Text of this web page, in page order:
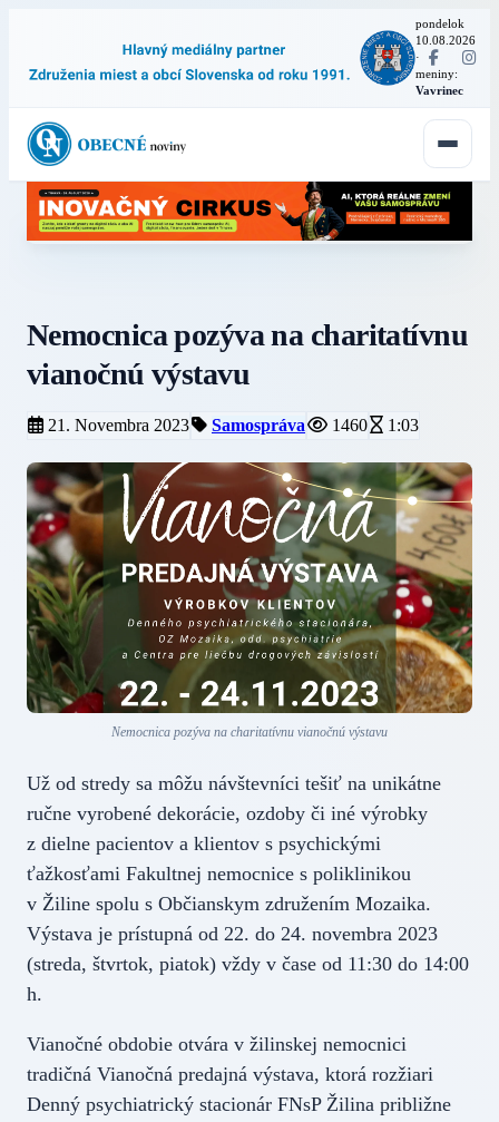
pondelok
10.08.2026
·
meniny:
Vavrinec
Nemocnica pozýva na charitatívnu
vianočnú výstavu
21. Novembra 2023 Samospráva 1460 1:03
Nemocnica pozýva na charitatívnu vianočnú výstavu
Už od stredy sa môžu návštevníci tešiť na unikátne
ručne vyrobené dekorácie, ozdoby či iné výrobky
z dielne pacientov a klientov s psychickými
ťažkosťami Fakultnej nemocnice s poliklinikou
v Žiline spolu s Občianskym združením Mozaika.
Výstava je prístupná od 22. do 24. novembra 2023
(streda, štvrtok, piatok) vždy v čase od 11:30 do 14:00
h.
Vianočné obdobie otvára v žilinskej nemocnici
tradičná Vianočná predajná výstava, ktorá rozžiari
Denný psychiatrický stacionár FNsP Žilina približne